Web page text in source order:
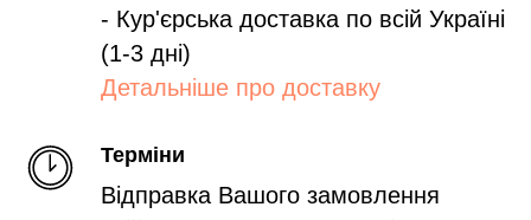
- Кур'єрська доставка по всій Україні
(1-3 дні)
Детальніше про доставку
Терміни
Відправка Вашого замовлення